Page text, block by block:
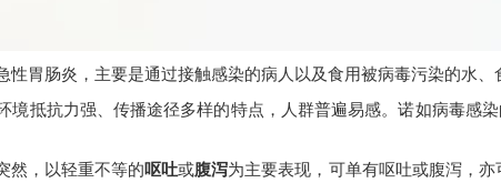
胃肠炎，主要是通过接触感染的病人以及食用被病毒污染的水、
境抵抗力强、传播途径多样的特点，人群普遍易感。诺如病毒感
然，以轻重不等的呕吐或腹泻为主要表现，可单有呕吐或腹泻，